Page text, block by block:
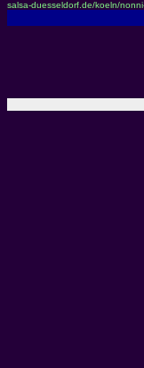
salsa-duesseldorf.de/koeln/